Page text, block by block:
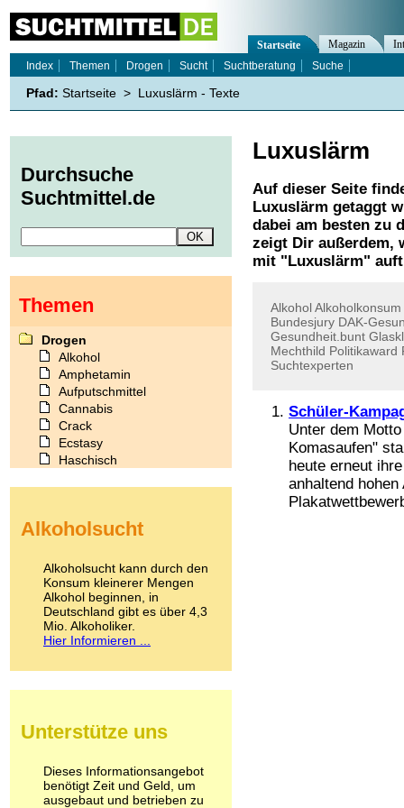
Luxuslärm
Auf dieser Seite
Luxuslärm getaggt
dabei am besten zu
zeigt Dir außerdem,
mit " Luxuslärm"
AlkoholAlkoholkonsum
Bundesjury DAK-
Gesundheit.bunt
Mechthild Politikaward
Suchtexperten
Schüler-
Unter dem
Komasaufen"
heute erneut
anhaltend
Startseite Magazin
Index
Themen Drogen Sucht Suchtberatung Suche
Pfad: Startseite > Luxuslärm - Texte
Durchsuche
Suchtmittel.de
Themen
Drogen
Alkohol
Amphetamin
Aufputschmittel
Cannabis
Crack
Ecstasy
Haschisch
Kokain
LSD
Marihuana
Medikamente
Meskalin
Metamphetamin
Methadon
Pilze
Psychopharmaka
Schlafmittel
Schmerzmittel
Alkoholsucht
Alkoholsucht kann durch den
Konsum kleinerer Mengen
Alkohol beginnen, in
Deutschland gibt es über 4,3
Mio. Alkoholiker.
Hier Informieren ...
Unterstütze uns
Dieses Informationsangebot
benötigt Zeit und Geld, um
ausgebaut und betrieben zu